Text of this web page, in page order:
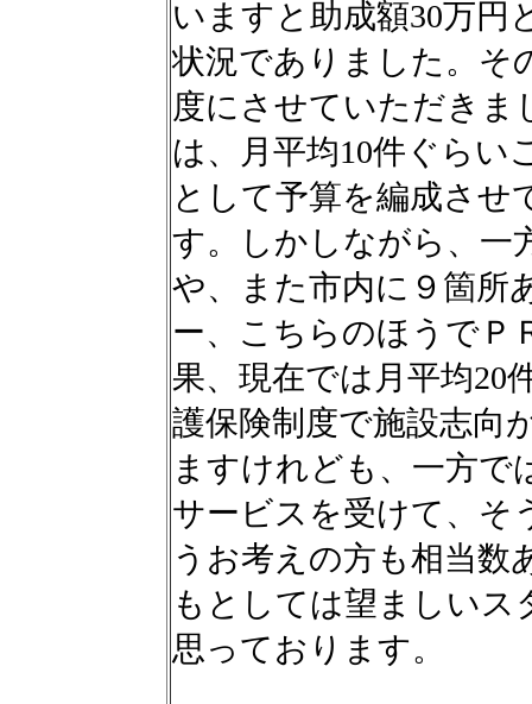
いますと助成額30万円
状況でありました。そ
度にさせていただきま
は、月平均10件ぐらい
として予算を編成さ
す。しかしながら、一
や、また市内に９箇所
ー、こちらのほうでＰ
果、現在では月平均20
護保険制度で施設志向
ますけれども、一方で
サービスを受けて、そ
うお考えの方も相当数
もとしては望ましい
思っております。